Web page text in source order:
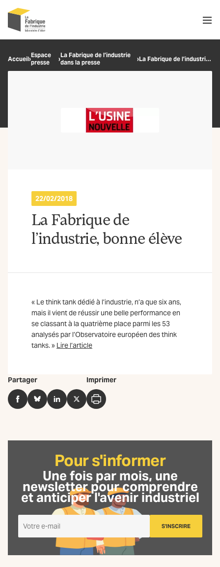
Recherche
Accueil›Espace
presse
›La Fabrique de l’industrie
dans la presse
› La Fabrique de l’industrie, bonne élève
22/02/2018
La Fabrique de
l’industrie, bonne élève
« Le think tank dédié à l’industrie, n’a que six ans,
mais il vient de réussir une belle performance en
se classant à la quatrième place parmi les 53
analysés par l’Observatoire européen des think
tanks. » Lire l’article
Partager
FacebookBlueSkyLinkedInTwitter
Imprimer
Imprimer
Pour s'informer
Une fois par mois, une
newsletterpour comprendre
et anticiper l'avenir industriel
m'inscris
à
S'INSCRIRE